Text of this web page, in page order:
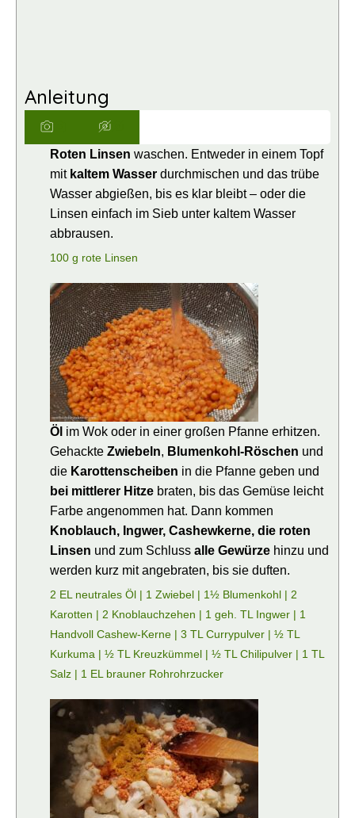
Anleitung
Roten Linsen waschen. Entweder in einem Topf
mit kaltem Wasser durchmischen und das trübe
Wasser abgießen, bis es klar bleibt – oder die
Linsen einfach im Sieb unter kaltem Wasser
abbrausen.
100 g rote Linsen
Öl im Wok oder in einer großen Pfanne erhitzen.
Gehackte Zwiebeln, Blumenkohl-Röschen und
die Karottenscheiben in die Pfanne geben und
bei mittlerer Hitze braten, bis das Gemüse leicht
Farbe angenommen hat. Dann kommen
Knoblauch, Ingwer, Cashewkerne, die roten
Linsen und zum Schluss alle Gewürze hinzu und
werden kurz mit angebraten, bis sie duften.
2 EL neutrales Öl | 1 Zwiebel | 1½ Blumenkohl | 2
Karotten | 2 Knoblauchzehen | 1 geh. TL Ingwer | 1
Handvoll Cashew-Kerne | 3 TL Currypulver | ½ TL
Kurkuma | ½ TL Kreuzkümmel | ½ TL Chilipulver | 1 TL
Salz | 1 EL brauner Rohrohrzucker